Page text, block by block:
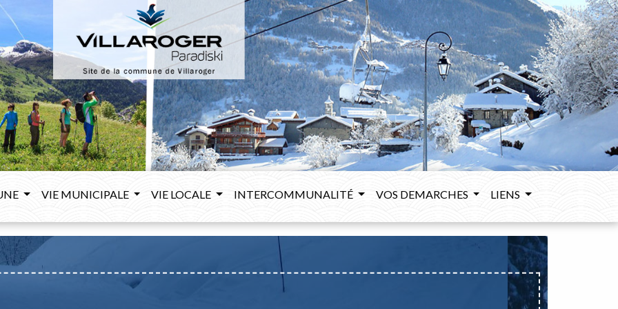
VIE MUNICIPALE VIE LOCALE INTERCOMMUNALITÉ VOS DEMARCHES LIENS